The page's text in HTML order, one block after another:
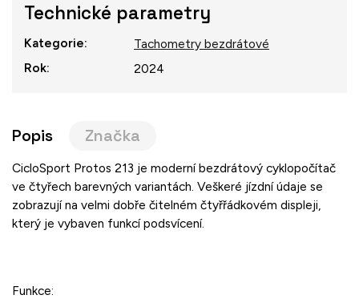
Technické parametry
Kategorie:
Tachometry bezdrátové
Rok: 2024
Popis Značka
CicloSport Protos 213 je moderní bezdrátový cyklopočítač
ve čtyřech barevných variantách. Veškeré jízdní údaje se
zobrazují na velmi dobře čitelném čtyřřádkovém displeji,
který je vybaven funkcí podsvícení.
Funkce: